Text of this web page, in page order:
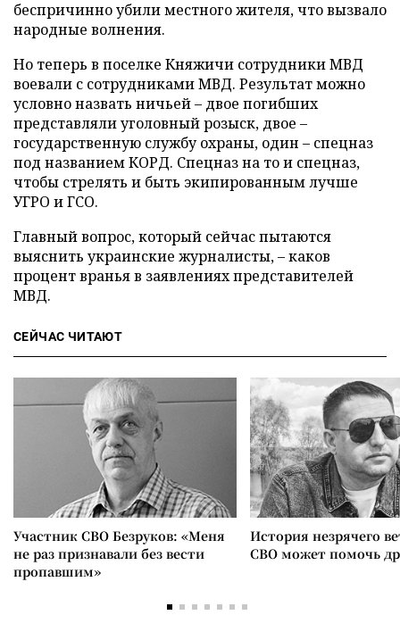
беспричинно убили местного жителя, что вызвало
народные волнения.
Но теперь в поселке Княжичи сотрудники МВД
воевали с сотрудниками МВД. Результат можно
условно назвать ничьей – двое погибших
представляли уголовный розыск, двое –
государственную службу охраны, один – спецназ
под названием КОРД. Спецназ на то и спецназ,
чтобы стрелять и быть экипированным лучше
УГРО и ГСО.
Главный вопрос, который сейчас пытаются
выяснить украинские журналисты, – каков
процент вранья в заявлениях представителей
МВД.
СЕЙЧАС ЧИТАЮТ
Участник СВО Безруков: «Меня
не раз признавали без вести
пропавшим»
История незрячего
СВО может помочь